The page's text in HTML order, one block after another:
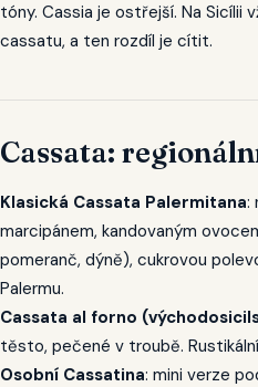
tóny. Cassia je ostřejší. Na Sicílii
cassatu, a ten rozdíl je cítit.
Cassata:
Klasická Cassata Palermitana:
marcipánem, kandovaným
pomeranč, dýně), cukrovou
Palermu.
Cassata al forno
těsto, pečené v troubě.
Osobní Cassatina: mini verze